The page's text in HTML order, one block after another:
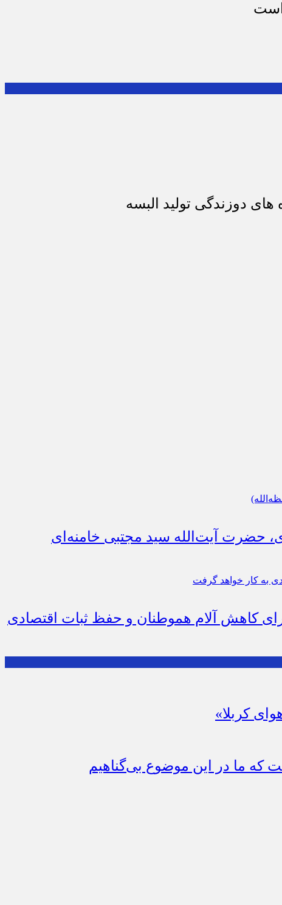
است
دوزندگی تولید البسه
حضرت آیت‌الله سید مجتبی خامنه‌ای
کاهش آلام هموطنان و حفظ ثبات اقتصادی
کربلا»
که ما در این موضوع بی‌گناهیم